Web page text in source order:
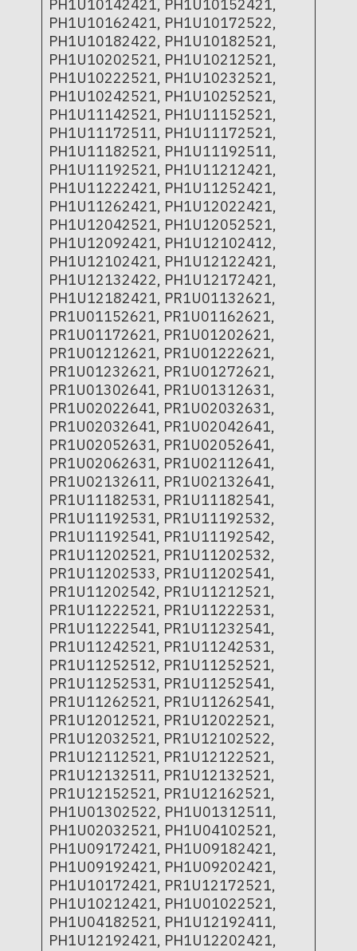
PH1U10142421, PH1U10152421,
PH1U10162421, PH1U10172522,
PH1U10182422, PH1U10182521,
PH1U10202521, PH1U10212521,
PH1U10222521, PH1U10232521,
PH1U10242521, PH1U10252521,
PH1U11142521, PH1U11152521,
PH1U11172511, PH1U11172521,
PH1U11182521, PH1U11192511,
PH1U11192521, PH1U11212421,
PH1U11222421, PH1U11252421,
PH1U11262421, PH1U12022421,
PH1U12042521, PH1U12052521,
PH1U12092421, PH1U12102412,
PH1U12102421, PH1U12122421,
PH1U12132422, PH1U12172421,
PH1U12182421, PR1U01132621,
PR1U01152621, PR1U01162621,
PR1U01172621, PR1U01202621,
PR1U01212621, PR1U01222621,
PR1U01232621, PR1U01272621,
PR1U01302641, PR1U01312631,
PR1U02022641, PR1U02032631,
PR1U02032641, PR1U02042641,
PR1U02052631, PR1U02052641,
PR1U02062631, PR1U02112641,
PR1U02132611, PR1U02132641,
PR1U11182531, PR1U11182541,
PR1U11192531, PR1U11192532,
PR1U11192541, PR1U11192542,
PR1U11202521, PR1U11202532,
PR1U11202533, PR1U11202541,
PR1U11202542, PR1U11212521,
PR1U11222521, PR1U11222531,
PR1U11222541, PR1U11232541,
PR1U11242521, PR1U11242531,
PR1U11252512, PR1U11252521,
PR1U11252531, PR1U11252541,
PR1U11262521, PR1U11262541,
PR1U12012521, PR1U12022521,
PR1U12032521, PR1U12102522,
PR1U12112521, PR1U12122521,
PR1U12132511, PR1U12132521,
PR1U12152521, PR1U12162521,
PH1U01302522, PH1U01312511,
PH1U02032521, PH1U04102521,
PH1U09172421, PH1U09182421,
PH1U09192421, PH1U09202421,
PH1U10172421, PR1U12172521,
PH1U10212421, PH1U01022521,
PH1U04182521, PH1U12192411,
PH1U12192421, PH1U12202421,